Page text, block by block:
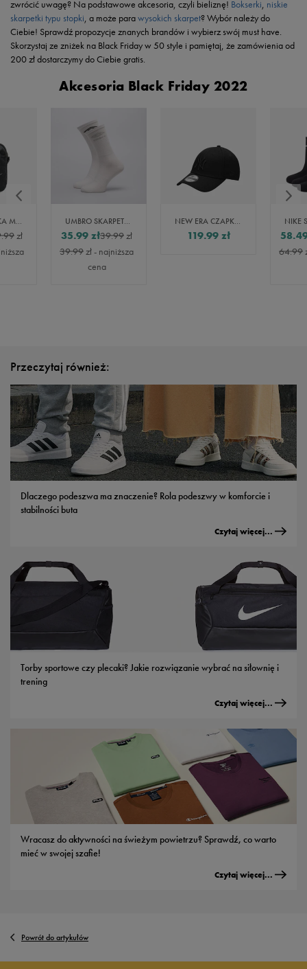
zwrócić uwagę? Na podstawowe akcesoria, czyli bieliznę! Bokserki, niskie
skarpetki typu stopki, a może parawysokich skarpet? Wybór należy do
Ciebie! Sprawdź propozycje znanych brandów i wybierz swój must have.
Skorzystaj ze zniżek na Black Friday w 50 style i pamiętaj, że zamówienia od
200 zł dostarczymy do Ciebie gratis.
Akcesoria Black Friday 2022
NIKE TOREBKA MINI SMALL ITEMS BAG
zł
UMBRO SKARPETY LONG I 3 PAK
39.99zł
35.99 zł
39.99zł- najniższa
cena
NEW ERA CZAPKA MLB 9FORTY NEW YORK YANKEES NY YANKEES BLK/BL
119.99 zł
64.99
Przeczytaj również:
Dlaczego podeszwa ma znaczenie? Rola podeszwy w komforcie i
stabilności buta
Czytaj więcej...
Torby sportowe czy plecaki? Jakie rozwiązanie wybrać na siłownię i
trening
Czytaj więcej...
Wracasz do aktywności na świeżym powietrzu? Sprawdź, co warto
mieć w swojej szafie!
Czytaj więcej...
Powrót do artykułów